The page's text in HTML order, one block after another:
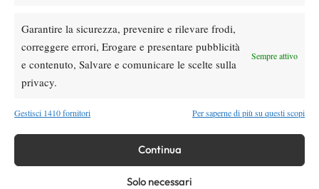
Garantire la sicurezza, prevenire e rilevare frodi,
correggere errori, Erogare e presentare pubblicità
e contenuto, Salvare e comunicare le scelte sulla
privacy.
Sempre attivo
Gestisci 1410 fornitori Per saperne di più su questi scopi
Continua
Solo necessari
Atp News
Masters 1000 Montreal 2026: medical time
SOCIAL
Facebook